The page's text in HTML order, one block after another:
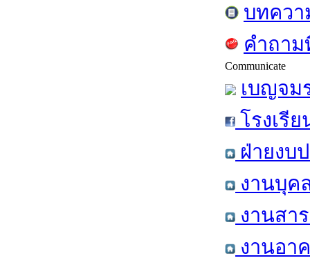
บทควา
คำถา
Communicate
เบญจม
โรงเรี
ฝ่ายงบ
งานบุค
งานสา
งานอา